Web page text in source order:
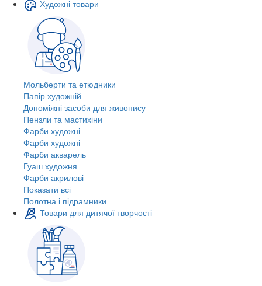
Художні товари
Мольберти та етюдники
Папір художній
Допоміжні засоби для живопису
Пензли та мастихіни
Фарби художні
Фарби художні
Фарби акварель
Гуаш художня
Фарби акрилові
Показати всі
Полотна і підрамники
Товари для дитячої творчості